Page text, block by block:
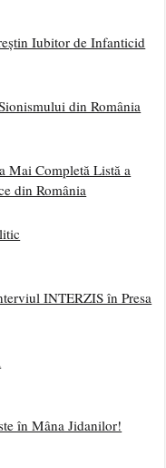
Iubitor de Infanticid
din România
Mai Completă Listă a
din România
INTERZIS în Presa
în Mâna Jidanilor!